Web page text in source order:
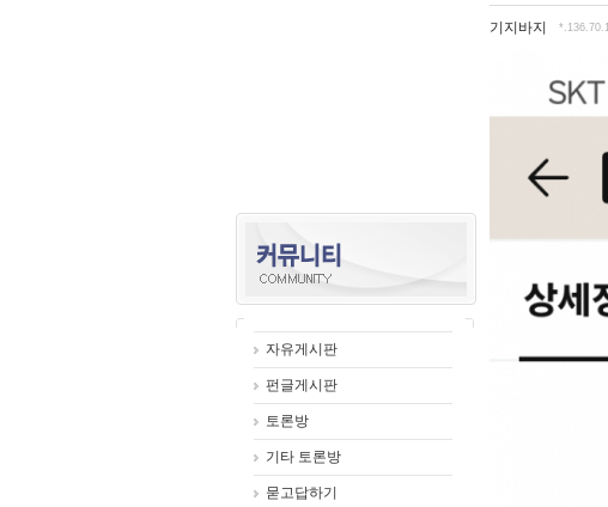
자유게시판
펀글게시판
토론방
기타 토론방
묻고답하기
기지바지